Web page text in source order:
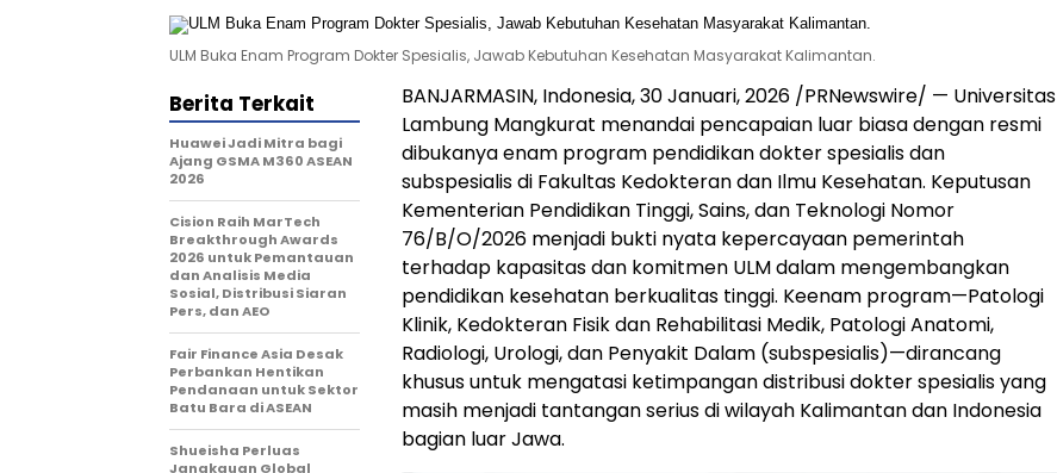
ULM Buka Enam Program Dokter Spesialis, Jawab Kebutuhan Kesehatan Masyarakat Kalimantan.
BANJARMASIN, Indonesia,30 Januari, 2026 /PRNewswire/ — Universitas
Lambung Mangkurat menandai pencapaian luar biasa dengan resmi
dibukanya enam program pendidikan dokter spesialis dan
subspesialis di Fakultas Kedokteran dan Ilmu Kesehatan. Keputusan
Kementerian Pendidikan Tinggi, Sains, dan Teknologi Nomor
76/B/O/2026 menjadi bukti nyata kepercayaan pemerintah
terhadap kapasitas dan komitmen ULM dalam mengembangkan
pendidikan kesehatan berkualitas tinggi. Keenam program—Patologi
Klinik, Kedokteran Fisik dan Rehabilitasi Medik, Patologi Anatomi,
Radiologi, Urologi, dan Penyakit Dalam (subspesialis)—dirancang
khusus untuk mengatasi ketimpangan distribusi dokter spesialis yang
masih menjadi tantangan serius di wilayah Kalimantan dan Indonesia
bagian luar Jawa.
Berita Terkait
Huawei Jadi Mitra bagi
Ajang GSMA M360 ASEAN
2026
Cision Raih MarTech
Breakthrough Awards
2026 untuk Pemantauan
dan Analisis Media
Sosial, Distribusi Siaran
Pers, dan AEO
Fair Finance Asia Desak
Perbankan Hentikan
Pendanaan untuk Sektor
Batu Bara di ASEAN
Shueisha Perluas
Jangkauan Global